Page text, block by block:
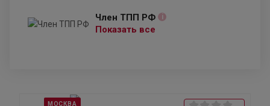
Член ТПП РФ i
Показать все
МОСКВА